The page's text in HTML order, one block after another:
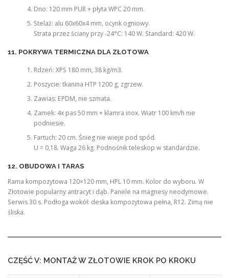
Dno: 120 mm PUR + płyta WPC 20 mm.
Stelaż: alu 60x60x4 mm, ocynk ogniowy.
Strata przez ściany przy -24°C: 140 W. Standard: 420 W.
11. POKRYWA TERMICZNA DLA ZŁOTOWA
Rdzeń: XPS 180 mm, 38 kg/m3.
Poszycie: tkanina HTP 1200 g, zgrzew.
Zawias: EPDM, nie szmata.
Zamek: 4x pas 50 mm + klamra inox. Wiatr 100 km/h nie
podniesie.
Fartuch: 20 cm. Śnieg nie wieje pod spód.
U = 0,18. Waga 26 kg. Podnośnik teleskop w standardzie.
12. OBUDOWA I TARAS
Rama kompozytowa 120×120 mm, HPL 10 mm. Kolor do wyboru. W
Złotowie popularny antracyt i dąb. Panele na magnesy neodymowe.
Serwis 30 s. Podłoga wokół: deska kompozytowa pełna, R12. Zimą nie
śliska.
CZĘŚĆ V: MONTAŻ W ZŁOTOWIE KROK PO KROKU